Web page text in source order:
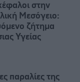
στην
Μεσόγειο:
ζήτημα
Υγείας
παραλίες της